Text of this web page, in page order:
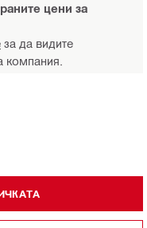
цени за
за да видите
компания.